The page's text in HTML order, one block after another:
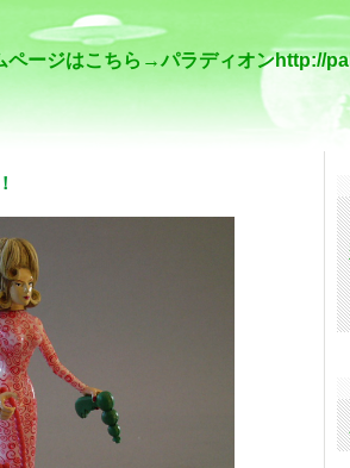
ページはこちら→パラディオンhttp://